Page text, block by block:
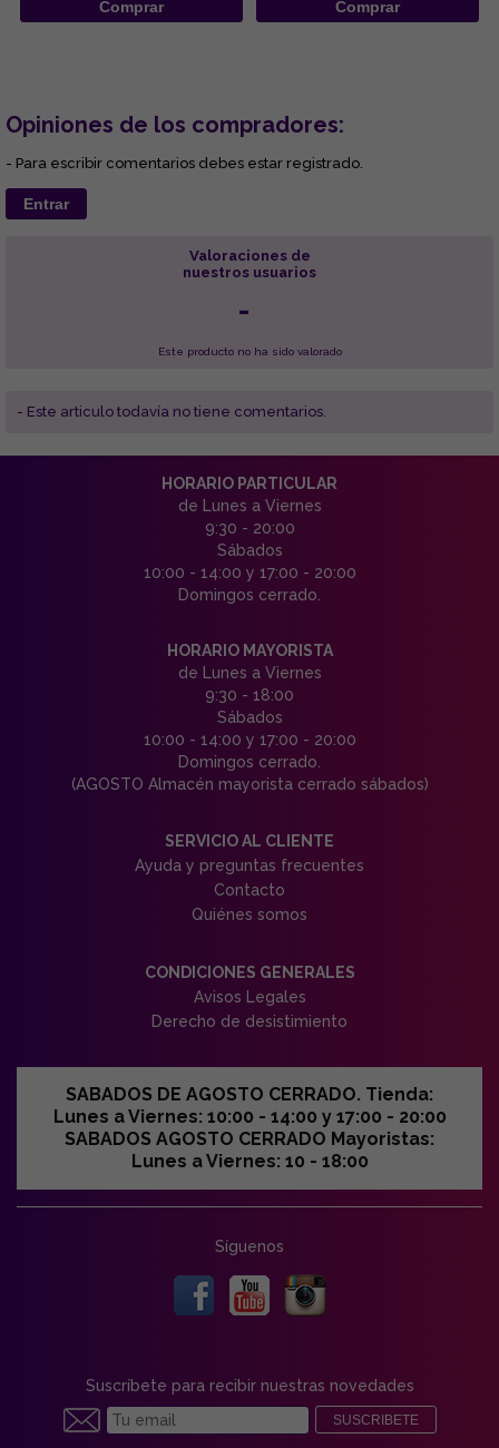
Comprar Comprar
Opiniones de los compradores:
- Para escribir comentarios debes estar registrado.
Entrar
Valoraciones de
nuestros usuarios
-
Este producto no ha sido valorado
- Este articulo todavía no tiene comentarios.
HORARIO PARTICULAR
de Lunes a Viernes
9:30 - 20:00
Sábados
10:00 - 14:00 y 17:00 - 20:00
Domingos cerrado.
HORARIO MAYORISTA
de Lunes a Viernes
9:30 - 18:00
Sábados
10:00 - 14:00 y 17:00 - 20:00
Domingos cerrado.
(AGOSTO Almacén mayorista cerrado sábados)
SERVICIO AL CLIENTE
Ayuda y preguntas frecuentes
Contacto
Quiénes somos
CONDICIONES GENERALES
Avisos Legales
Derecho de desistimiento
SABADOS DE AGOSTO CERRADO. Tienda:
Lunes a Viernes: 10:00 - 14:00 y 17:00 - 20:00
SABADOS AGOSTO CERRADO Mayoristas:
Lunes a Viernes: 10 - 18:00
Síguenos
Suscríbete para recibir nuestras novedades
SUSCRIBETE